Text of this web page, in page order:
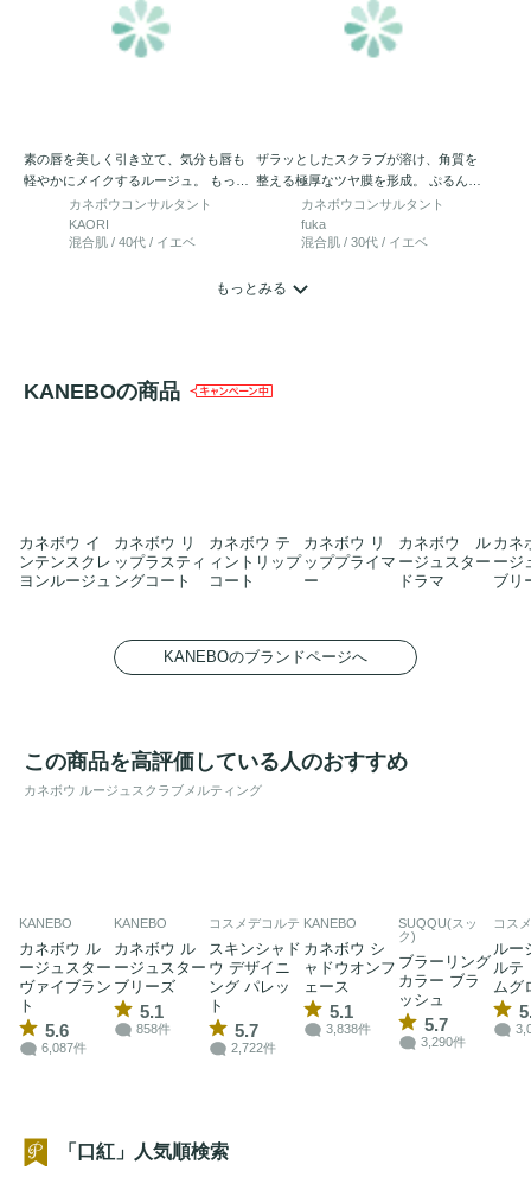
素の唇を美しく引き立て、気分も唇も
軽やかにメイクするルージュ。 もっち
りと押し返すような弾力を感…
カネボウコンサルタント
KAORI
混合肌 / 40代 / イエベ
ザラッとしたスクラブが溶け、角質を
整える極厚なツヤ膜を形成。 ぷるんと
うるおった美粘膜のような仕上…
カネボウコンサルタント
fuka
混合肌 / 30代 / イエベ
もっとみる
KANEBOの商品
カネボウ イ
ンテンスクレ
ヨンルージュ
カネボウ リ
ップラスティ
ングコート
カネボウ テ
ィントリップ
コート
カネボウ リ
ッププライマ
ー
カネボウ ル
ージュスター
ドラマ
カネ
ージ
ブリ
KANEBOのブランドページへ
この商品を高評価している人のおすすめ
カネボウ ルージュスクラブメルティング
KANEBO
カネボウ ル
ージュスター
ヴァイブラン
ト
5.6
6,087件
KANEBO
カネボウ ル
ージュスター
ブリーズ
5.1
858件
コスメデコルテ
スキンシャド
ウ デザイニ
ング パレッ
ト
5.7
2,722件
KANEBO
カネボウ シ
ャドウオンフ
ェース
5.1
3,838件
SUQQU(スッ
ク)
ブラーリング
カラー ブラ
ッシュ
5.7
3,290件
コス
ルー
ル
ムグ
「口紅」人気順検索